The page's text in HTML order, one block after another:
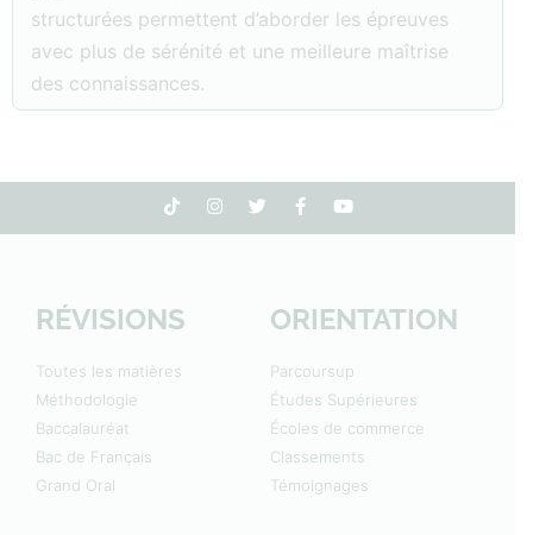
structurées permettent d’aborder les épreuves
avec plus de sérénité et une meilleure maîtrise
des connaissances.
RÉVISIONS
Toutes les matières
Méthodologie
Baccalauréat
Bac de Français
Grand Oral
ORIENTATION
Parcoursup
Études Supérieures
Écoles de commerce
Classements
Témoignages